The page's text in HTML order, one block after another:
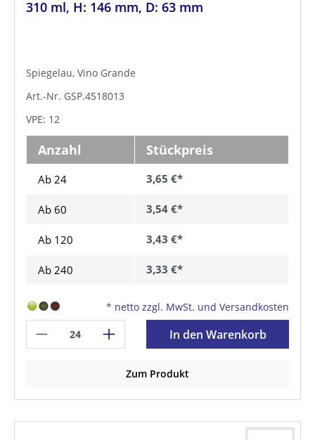
310 ml, H: 146 mm, D: 63 mm
Spiegelau, Vino Grande
Art.-Nr. GSP.4518013
VPE: 12
Anzahl Stückpreis
Ab 24 3,65 €*
Ab 60 3,54 €*
Ab 120 3,43 €*
Ab 240 3,33 €*
* netto zzgl. MwSt. und Versandkosten
In den Warenkorb
Zum Produkt